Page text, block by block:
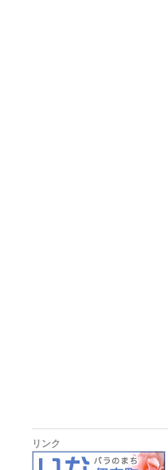
リンク